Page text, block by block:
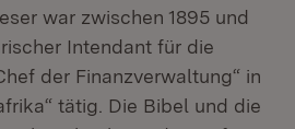
war zwischen 1895 und
Intendant für die
der Finanzverwaltung“ in
tätig. Die Bibel und die